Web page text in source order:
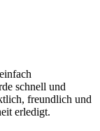
schnell und
freundlich und
erledigt.